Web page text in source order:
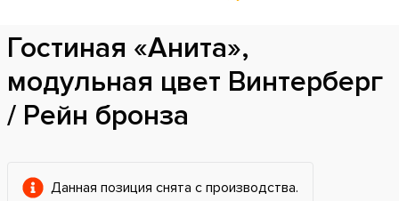
Гостиная «Анита»,
модульная цвет Винтерберг
/ Рейн бронза
Данная позиция снята с производства.